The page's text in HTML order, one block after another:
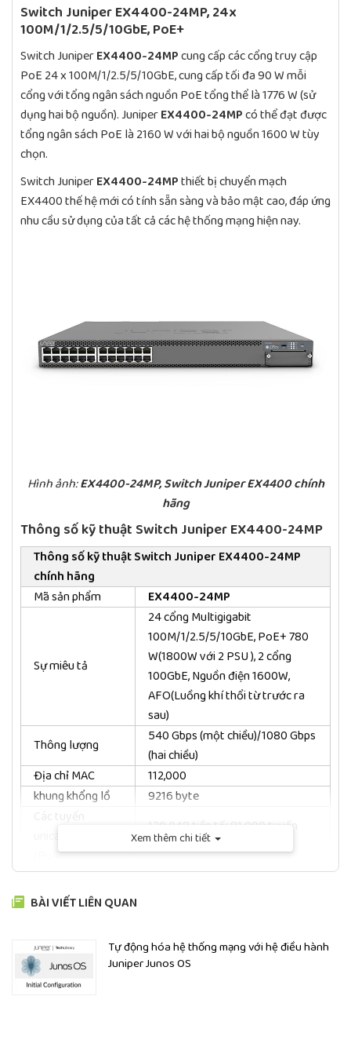
Switch JuniperEX4400-24MP, 24x
100M/1/2.5/5/10GbE, PoE+
Switch JuniperEX4400-24MPcung cấp các cổng truy cập
PoE 24 x 100M/1/2.5/5/10GbE, cung cấp tối đa 90 W mỗi
cổng với tổng ngân sách nguồn PoE tổng thể là 1776 W (sử
dụng hai bộ nguồn). JuniperEX4400-24MPcó thể đạt được
tổng ngân sách PoE là 2160 W với hai bộ nguồn 1600 W tùy
chọn.
Switch JuniperEX4400-24MPthiết bị chuyển mạch
EX4400 thế hệ mới có tính sẵn sàng và bảo mật cao, đáp ứng
nhu cầu sử dụng của tất cả các hệ thống mạng hiện nay.
Hình ảnh:EX4400-24MP, Switch Juniper EX4400 chính
hãng
Thông số kỹ thuật Switch JuniperEX4400-24MP
Thông số kỹ thuật Switch Juniper EX4400-24MP
chính hãng
Mã sản phẩm
EX4400-24MP
Sự miêu tả
24 cổng Multigigabit
100M/1/2.5/5/10GbE, PoE+ 780
W(1800W với 2 PSU ), 2 cổng
100GbE, Nguồn điện 1600W,
AFO(Luồng khí thổi từ trước ra
sau)
Thông lượng
540 Gbps (một chiều)/1080 Gbps
(hai chiều)
Địa chỉ MAC
112,000
khung khổng lồ
9216 byte
IPv4
130.048 tiền tố; 81.000 tuyến
máy chủ
Các tuyến
unicast/multicast
Mục ARP
24,000
Phần cứng
Xem thêm chi tiết
BÀI VIẾT LIÊN QUAN
Tự động hóa hệ thống mạng với hệ điều hành
Juniper Junos OS